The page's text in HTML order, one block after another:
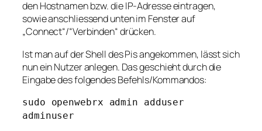
den Hostnamen bzw. die IP-Adresse eintragen,
sowie anschliessend unten im Fenster auf
„Connect“/“Verbinden“ drücken.
Ist man auf der Shell des Pis angekommen, lässt sich
nun ein Nutzer anlegen. Das geschieht durch die
Eingabe des folgendes Befehls/Kommandos:
sudo openwebrx admin adduser
adminuser